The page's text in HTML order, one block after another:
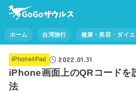
ホーム 台湾旅行 健康・美容・ダイエ
iPhone/iPad 2022.01.31
iPhone画面上のQRコードを
法